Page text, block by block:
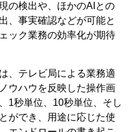
の検出や、ほかのAIとの
、事実確認などが可能と
ック業務の効率化が期待
、テレビ局による業務適
ウハウを反映した操作画
1秒単位、10秒単位、そし
ができ、用途に応じた使